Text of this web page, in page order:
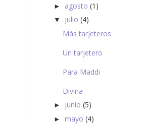
► agosto (1)
▼ julio (4)
Más tarjeteros
Un tarjetero
Para Maddi
Divina
► junio (5)
► mayo (4)